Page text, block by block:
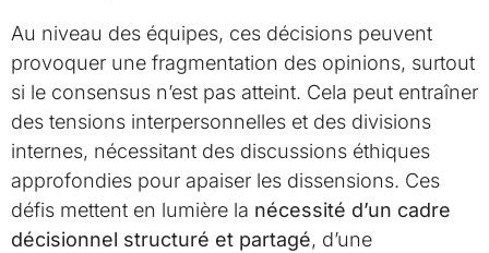
Au niveau des équipes, ces décisions peuvent
provoquer une fragmentation des opinions, surtout
si le consensus n’est pas atteint. Cela peut entraîner
des tensions interpersonnelles et des divisions
internes, nécessitant des discussions éthiques
approfondies pour apaiser les dissensions. Ces
défis mettent en lumière la nécessité d’un cadre
décisionnel structuré et partagé, d’une